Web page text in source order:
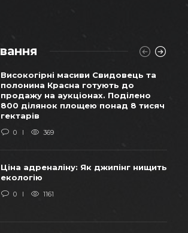
Високогірні масиви Свидовець та
полонина Красна готують до
продажу на аукціонах. Поділено
800 ділянок площею понад 8 тисяч
гектарів
0 369
Ціна адреналіну: Як джипінг нищить
екологію
0 1161